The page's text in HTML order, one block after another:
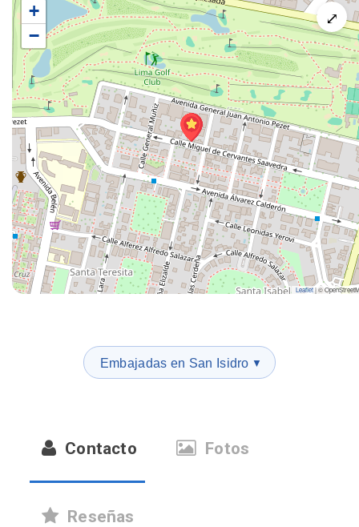
⤢
+
−
Leaflet|©
Embajadas en San Isidro ▼
Contacto Fotos
Reseñas